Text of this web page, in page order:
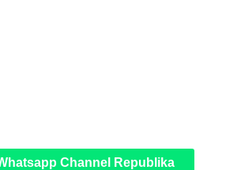
Channel Republika